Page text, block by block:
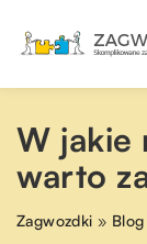
W jakie
warto
Zagwozdki » Blog